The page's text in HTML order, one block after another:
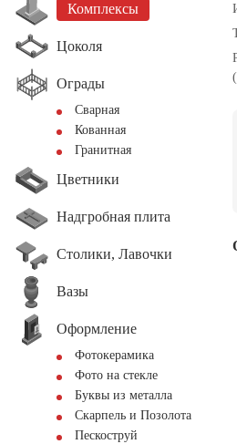
Комплексы
Цоколя
Ограды
Сварная
Кованная
Гранитная
Цветники
Надгробная плита
Столики, Лавочки
Вазы
Оформление
Фотокерамика
Фото на стекле
Буквы из металла
Скарпель и Позолота
Пескоструй